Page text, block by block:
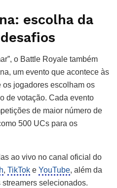
escolha da
o Battle Royale também
um evento que acontece às
os jogadores escolham os
de votação. Cada evento
de maior número de
500 UCs para os
ao vivo no canal oficial do
, TikTok e YouTube, além da
selecionados.